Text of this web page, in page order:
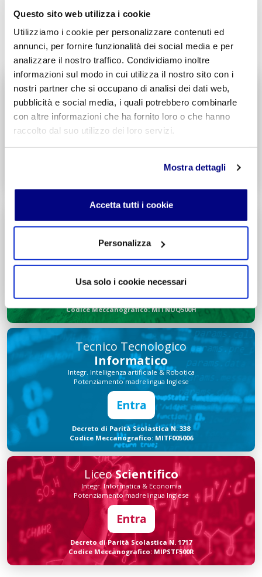
Questo sito web utilizza i cookie
Utilizziamo i cookie per personalizzare contenuti ed
annunci, per fornire funzionalità dei social media e per
analizzare il nostro traffico. Condividiamo inoltre
informazioni sul modo in cui utilizza il nostro sito con i
nostri partner che si occupano di analisi dei dati web,
pubblicità e social media, i quali potrebbero combinarle
con altre informazioni che ha fornito loro o che hanno
raccolto dal suo utilizzo dei loro servizi.
Mostra dettagli
Accetta tutti i cookie
Personalizza
Usa solo i cookie necessari
INVIA COMMENTO
Liceo delle Scienze Umane
Economico Sociale
Integr. Psicologia & Sociologia
Entra
Decreto di Parità Scolastica N. 2684
Tecnico Economico
Turismo
Integr. Marketing & Comunicazione
Entra
Decreto di Parità Scolastica N. 1139
Codice Meccanografico: MITNUQ500H
Tecnico Tecnologico
Informatico
Integr. Intelligenza artificiale & Robotica
Potenziamento madrelingua Inglese
Entra
Decreto di Parità Scolastica N. 338
Codice Meccanografico: MITF005006
LiceoScientifico
Integr. Informatica & Economia
Potenziamento madrelingua Inglese
Entra
Decreto di Parità Scolastica N. 1717
Codice Meccanografico: MIPSTF500R